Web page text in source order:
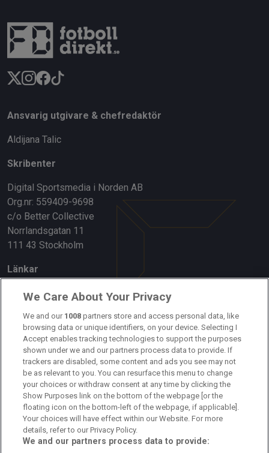
Ansvarig utgivare & chefredaktör
Aldijana Talic
Skribenter
Digital Sportsmedia i Norden AB
Org.nr: 559409-9698
c/o Better Collective
Norrlandsgatan 11
111 43 Stockholm
Länkar
Om oss
Kontakta oss
Kundtjänst
Sponsor: Rekatochklart
Annonsera på Fotbolldirekt
Redaktionell policy
Personuppgiftspolicy
We Care About Your Privacy
We and our 1008 partners store and access personal data, like
browsing data or unique identifiers, on your device. Selecting I
Accept enables tracking technologies to support the purposes
shown under we and our partners process data to provide. If
trackers are disabled, some content and ads you see may not
be as relevant to you. You can resurface this menu to change
your choices or withdraw consent at any time by clicking the
Show Purposes link on the bottom of the webpage [or the
floating icon on the bottom-left of the webpage, if applicable].
Your choices will have effect within our Website. For more
details, refer to our Privacy Policy.
We and our partners process data to provide: